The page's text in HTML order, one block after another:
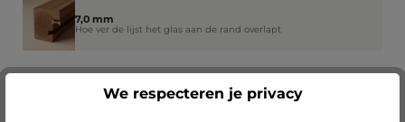
7,0 mm
Hoe ver de lijst het glas aan de rand overlapt
We respecteren je privacy